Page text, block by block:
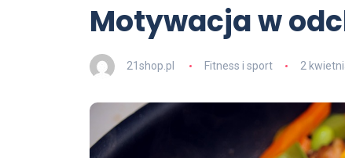
Motywacja w
21shop.pl Fitness i sport 2